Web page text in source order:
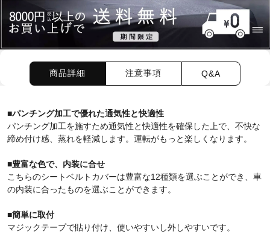
商品詳細 注意事項 Q&A
■パンチング加工で優れた通気性と快適性
パンチング加工を施すため通気性と快適性を確保した上で、不快な
締め付け感、蒸れを軽減します。運転がもっと楽しくなります。
■豊富な色で、内装に合せ
こちらのシートベルトカバーは豊富な12種類を選ぶことができ、車
の内装に合ったものを選ぶことができます。
■簡単に取付
マジックテープで貼り付け、使いやすいし外しやすいです。